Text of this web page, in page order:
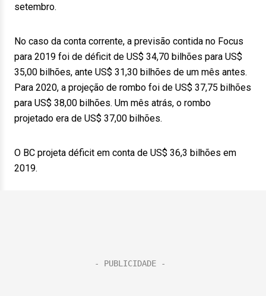
setembro.
No caso da conta corrente, a previsão contida no Focus
para 2019 foi de déficit de US$ 34,70 bilhões para US$
35,00 bilhões, ante US$ 31,30 bilhões de um mês antes.
Para 2020, a projeção de rombo foi de US$ 37,75 bilhões
para US$ 38,00 bilhões. Um mês atrás, o rombo
projetado era de US$ 37,00 bilhões.
O BC projeta déficit em conta de US$ 36,3 bilhões em
2019.